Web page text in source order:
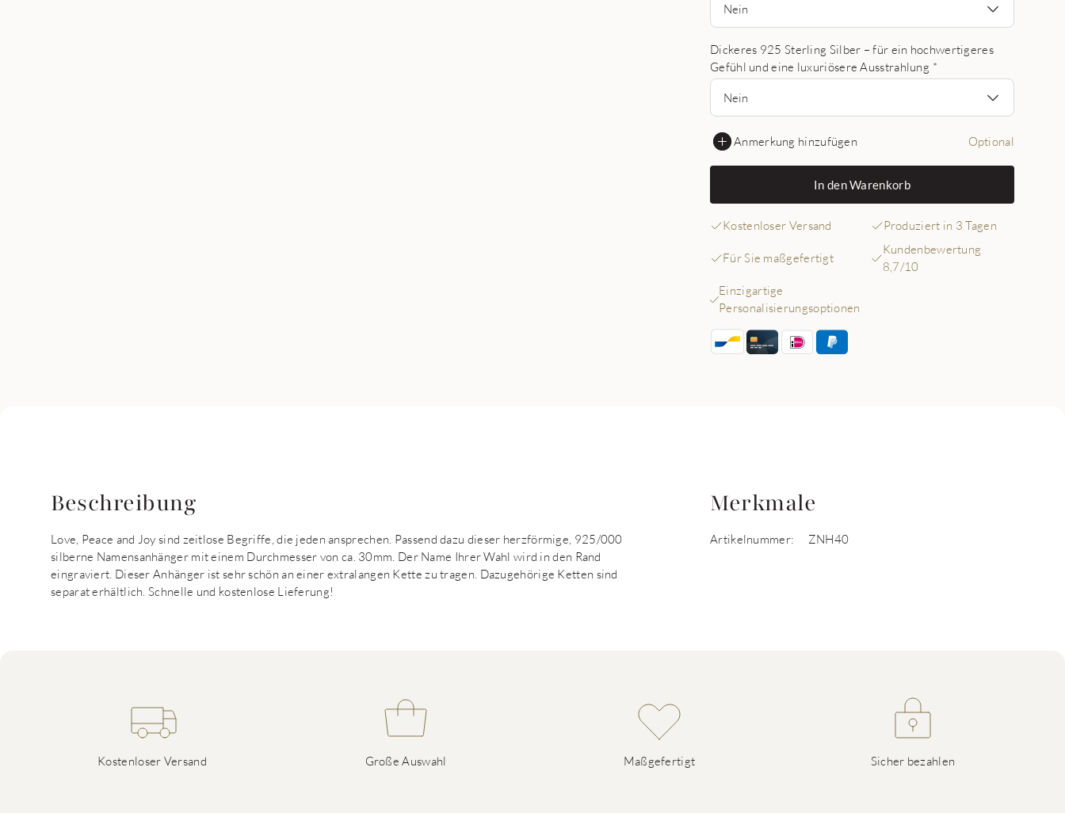
Nein
Dickeres 925 Sterling Silber – für ein hochwertigeres
Gefühl und eine luxuriösere Ausstrahlung *
Nein
Anmerkung hinzufügen Optional
In den Warenkorb
Kostenloser Versand Produziert in 3 Tagen
Für Sie maßgefertigt
Kundenbewertung
8,7/10
Einzigartige
Personalisierungsoptionen
Beschreibung
Love, Peace and Joy sind zeitlose Begriffe, die jeden ansprechen. Passend dazu dieser herzförmige, 925/000
silberne Namensanhänger mit einem Durchmesser von ca. 30mm. Der Name Ihrer Wahl wird in den Rand
eingraviert. Dieser Anhänger ist sehr schön an einer extralangen Kette zu tragen. Dazugehörige Ketten sind
separat erhältlich. Schnelle und kostenlose Lieferung!
Merkmale
Artikelnummer: ZNH40
Kostenloser Versand Große Auswahl Maßgefertigt Sicher bezahlen